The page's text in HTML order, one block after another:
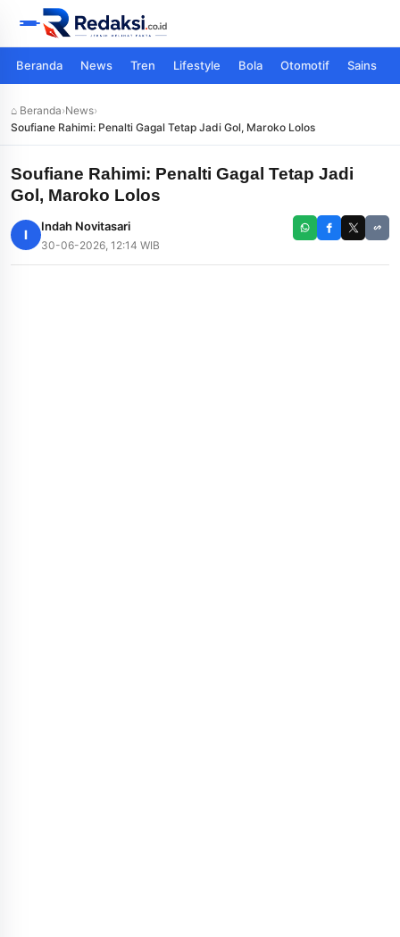
Beranda News Tren Lifestyle Bola Otomotif Sains
⌂ Beranda›News›
Soufiane Rahimi: Penalti Gagal Tetap Jadi Gol, Maroko Lolos
Soufiane Rahimi: Penalti Gagal Tetap Jadi
Gol, Maroko Lolos
I
Indah Novitasari
30-06-2026, 12:14 WIB